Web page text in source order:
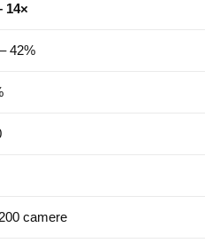
14×
42%
camere